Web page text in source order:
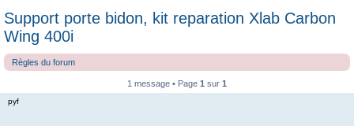
Support porte bidon, kit reparation Xlab Carbon
Wing 400i
Règles du forum
1 message • Page 1 sur 1
pyf